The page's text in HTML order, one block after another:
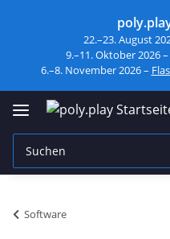
22.–23. August
9.–11. Oktober 2026 –
6.–8. November 2026 –
Software